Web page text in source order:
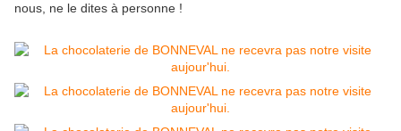
nous, ne le dites à personne !